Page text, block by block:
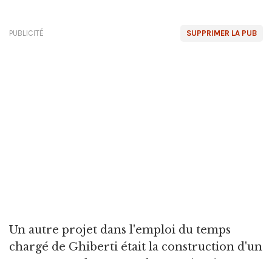
SUPPRIMER LA PUB
PUBLICITÉ
Un autre projet dans l'emploi du temps
chargé de Ghiberti était la construction d'un